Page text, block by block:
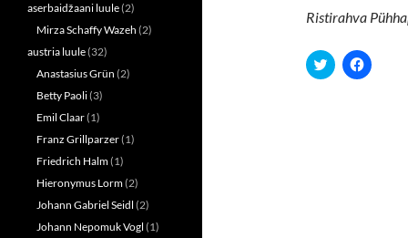
Ristirahva
C
l
C
l
aserbaidžaani luule(2)
Mirza Schaffy Wazeh (2)
austria luule(32)
Anastasius Grün (2)
Betty Paoli(3)
Emil Claar(1)
Franz Grillparzer(1)
Friedrich Halm(1)
Hieronymus Lorm(2)
Johann Gabriel Seidl (2)
Johann Nepomuk Vogl (1)